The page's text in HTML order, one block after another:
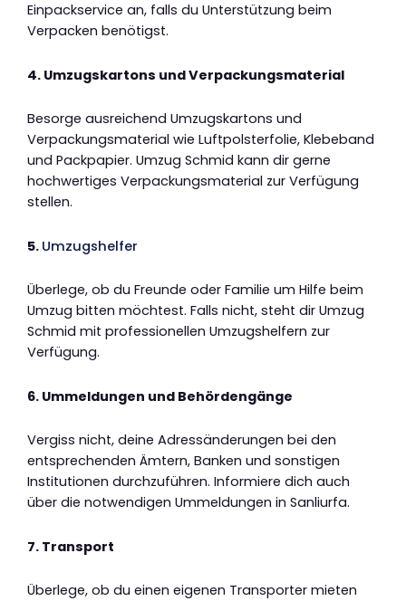
Einpackservice an, falls du Unterstützung beim
Verpacken benötigst.
4. Umzugskartons und Verpackungsmaterial
Besorge ausreichend Umzugskartons und
Verpackungsmaterial wie Luftpolsterfolie, Klebeband
und Packpapier. Umzug Schmid kann dir gerne
hochwertiges Verpackungsmaterial zur Verfügung
stellen.
5. Umzugshelfer
Überlege, ob du Freunde oder Familie um Hilfe beim
Umzug bitten möchtest. Falls nicht, steht dir Umzug
Schmid mit professionellen Umzugshelfern zur
Verfügung.
6. Ummeldungen und Behördengänge
Vergiss nicht, deine Adressänderungen bei den
entsprechenden Ämtern, Banken und sonstigen
Institutionen durchzuführen. Informiere dich auch
über die notwendigen Ummeldungen in Sanliurfa.
7. Transport
Überlege, ob du einen eigenen Transporter mieten